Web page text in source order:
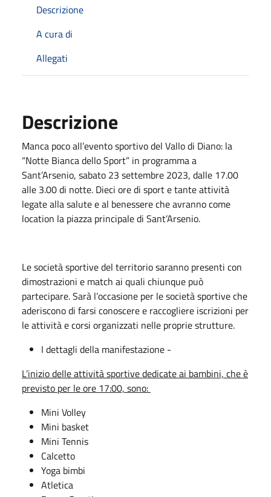
Descrizione
A cura di
Allegati
Descrizione
Manca poco all’evento sportivo del Vallo di Diano: la
“Notte Bianca dello Sport” in programma a
Sant’Arsenio, sabato 23 settembre 2023, dalle 17.00
alle 3.00 di notte. Dieci ore di sport e tante attività
legate alla salute e al benessere che avranno come
location la piazza principale di Sant’Arsenio.
Le società sportive del territorio saranno presenti con
dimostrazioni e match ai quali chiunque può
partecipare. Sarà l’occasione per le società sportive che
aderiscono di farsi conoscere e raccogliere iscrizioni per
le attività e corsi organizzati nelle proprie strutture.
I dettagli della manifestazione -
L’inizio delle attività sportive dedicate ai bambini, che è
previsto per le ore 17:00, sono:
Mini Volley
Mini basket
Mini Tennis
Calcetto
Yoga bimbi
Atletica